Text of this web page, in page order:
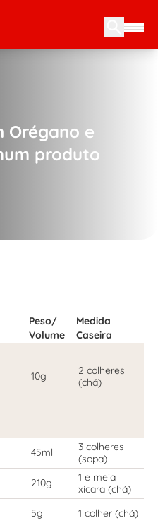
Orégano e
produto
Peso/
Volume
Medida
Caseira
10g
2 colheres
(chá)
45ml
3 colheres
(sopa)
210g
1 e meia
xícara (chá)
5g 1 colher (chá)